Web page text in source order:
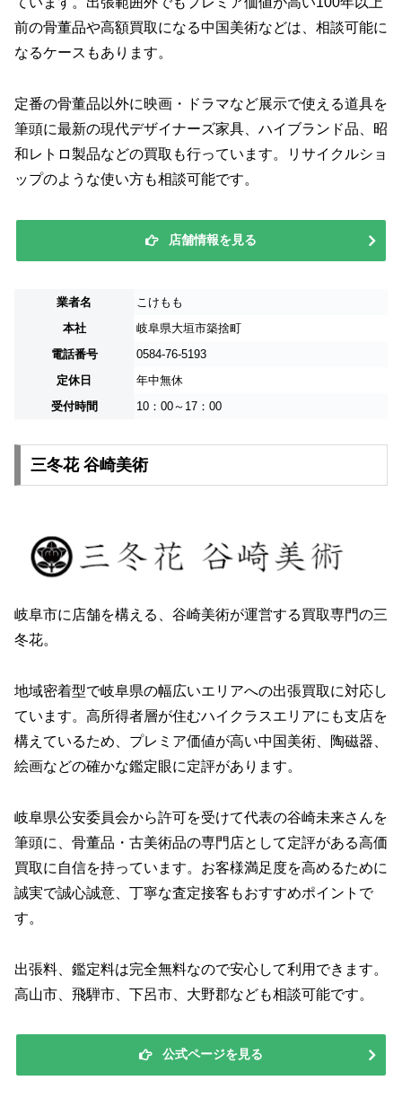
前の骨董品や高額買取になる中国美術などは、相談可能に
なるケースもあります。
定番の骨董品以外に映画・ドラマなど展示で使える道具を
筆頭に最新の現代デザイナーズ家具、ハイブランド品、昭
和レトロ製品などの買取も行っています。リサイクルショ
ップのような使い方も相談可能です。
店舗情報を見る
業者名
こけもも
本社
岐阜県大垣市築捨町
電話番号
0584-76-5193
定休日
年中無休
受付時間
10：00～17：00
三冬花 谷崎美術
岐阜市に店舗を構える、谷崎美術が運営する買取専門の三
冬花。
地域密着型で岐阜県の幅広いエリアへの出張買取に対応し
ています。高所得者層が住むハイクラスエリアにも支店を
構えているため、プレミア価値が高い中国美術、陶磁器、
絵画などの確かな鑑定眼に定評があります。
岐阜県公安委員会から許可を受けて代表の谷崎未来さんを
筆頭に、骨董品・古美術品の専門店として定評がある高価
買取に自信を持っています。お客様満足度を高めるために
誠実で誠心誠意、丁寧な査定接客もおすすめポイントで
す。
出張料、鑑定料は完全無料なので安心して利用できます。
高山市、飛騨市、下呂市、大野郡なども相談可能です。
公式ページを見る